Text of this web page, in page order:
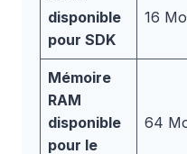
disponible
pour SDK
16 Mo
Mémoire
RAM
disponible
pour le
64